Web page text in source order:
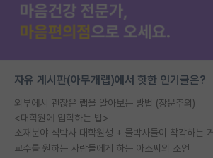
자유 게시판(아무개랩)에서 핫한 인기글은?
외부에서 괜찮은 랩을 알아보는 방법 (장문주의)
<대학원에 입학하는 법>
소재분야 석박사 대학원생 + 물박사들이 착각하는 거
교수를 원하는 사람들에게 하는 아조씨의 조언